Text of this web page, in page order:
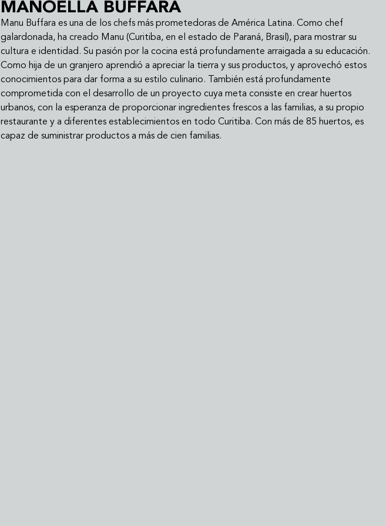
MANOELLA BUFFARA
Manu Buffara es una de los chefs más prometedoras de América Latina. Como chef
galardonada, ha creado Manu (Curitiba, en el estado de Paraná, Brasil), para mostrar su
cultura e identidad. Su pasión por la cocina está profundamente arraigada a su educación.
Como hija de un granjero aprendió a apreciar la tierra y sus productos, y aprovechó estos
conocimientos para dar forma a su estilo culinario. También está profundamente
comprometida con el desarrollo de un proyecto cuya meta consiste en crear huertos
urbanos, con la esperanza de proporcionar ingredientes frescos a las familias, a su propio
restaurante y a diferentes establecimientos en todo Curitiba. Con más de 85 huertos, es
capaz de suministrar productos a más de cien familias.